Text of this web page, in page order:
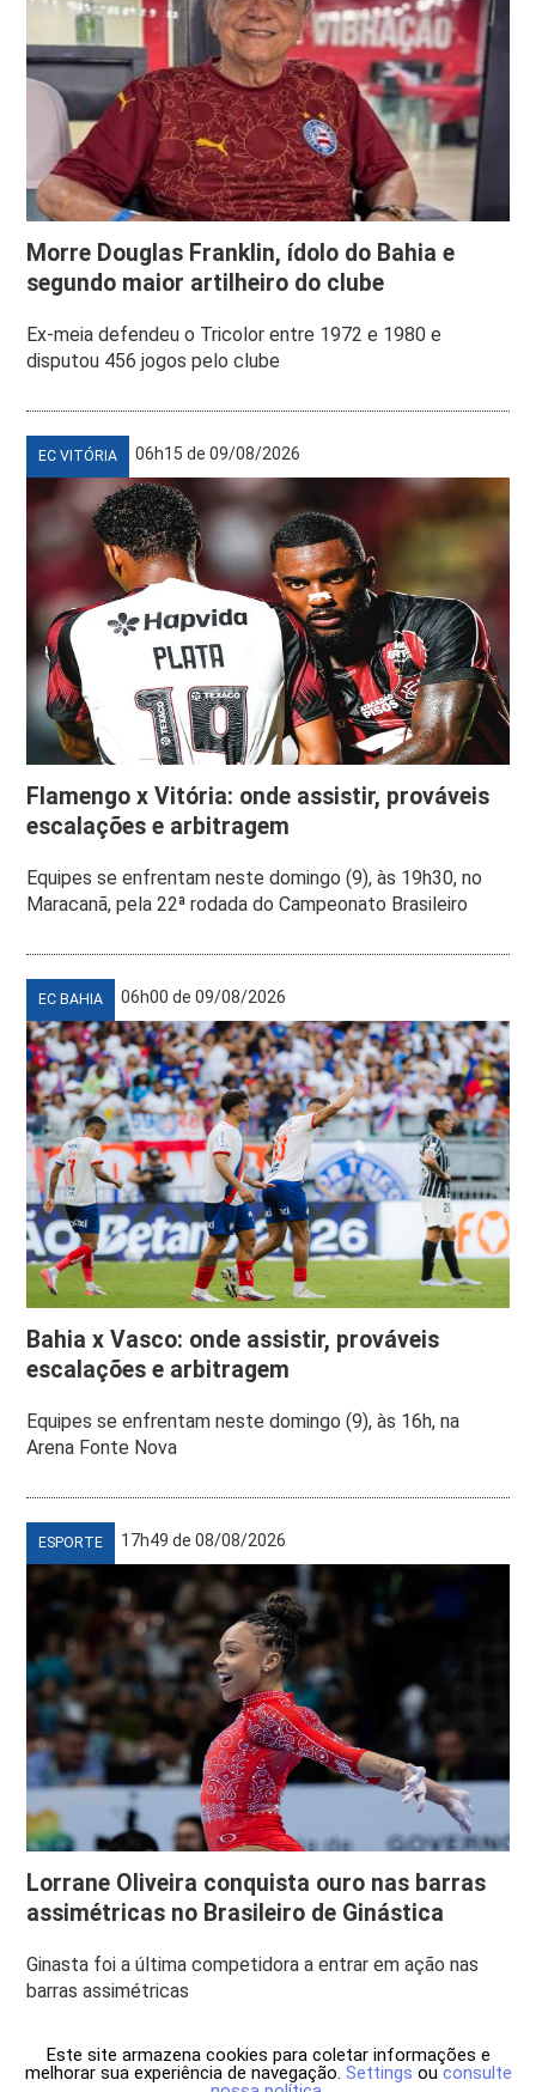
Morre Douglas Franklin, ídolo do Bahia e
segundo maior artilheiro do clube
Ex-meia defendeu o Tricolor entre 1972 e 1980 e
disputou 456 jogos pelo clube
EC VITÓRIA 06h15 de 09/08/2026
Flamengo x Vitória: onde assistir, prováveis
escalações e arbitragem
Equipes se enfrentam neste domingo (9), às 19h30, no
Maracanã, pela 22ª rodada do Campeonato Brasileiro
EC BAHIA 06h00 de 09/08/2026
Bahia x Vasco: onde assistir, prováveis
escalações e arbitragem
Equipes se enfrentam neste domingo (9), às 16h, na
Arena Fonte Nova
ESPORTE 17h49 de 08/08/2026
Lorrane Oliveira conquista ouro nas barras
assimétricas no Brasileiro de Ginástica
Ginasta foi a última competidora a entrar em ação nas
barras assimétricas
Este site armazena cookies para coletar informações e
melhorar sua experiência de navegação. Settings ou consulte